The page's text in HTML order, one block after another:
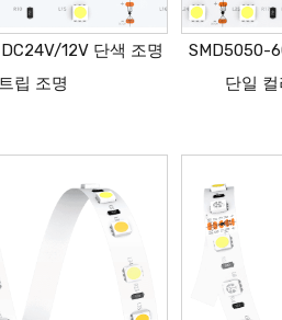
12V 단색 조명
립 조명
SMD5050-
단일